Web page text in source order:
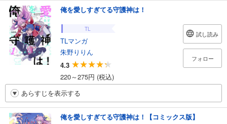
俺を愛しすぎてる守護神は！
TL
TLマンガ
朱野りりん
4.3
220～275円 (税込)
試し読み
フォロー
あらすじを表示する
俺を愛しすぎてる守護神は！【コミックス版】